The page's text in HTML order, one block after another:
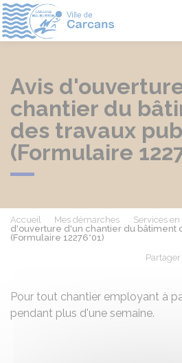
Avis
chantier du
des travaux
(Formulaire
Accueil Mes démarches Services
d'ouverture d'un chantier du bâtiment
(Formulaire 12276*01)
Partager
Pour tout chantier employant à
pendant plus d'une semaine.